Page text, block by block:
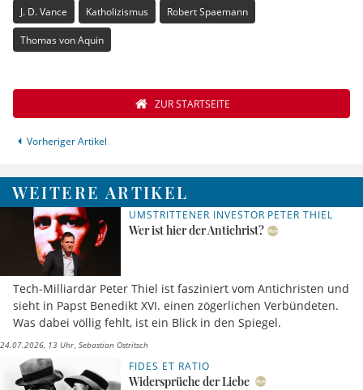
J. D. Vance Katholizismus Robert Spaemann
Thomas von Aquin
Vorheriger Artikel
ZUR STARTSEITE
WEITERE ARTIKEL
UMSTRITTENER INVESTOR PETER THIEL
Wer ist hier der Antichrist?
Tech-Milliardär Peter Thiel ist fasziniert vom Antichristen und
sieht in Papst Benedikt XVI. einen zögerlichen Verbündeten.
Was dabei völlig fehlt, ist ein Blick in den Spiegel.
24.07.2026, 13 Uhr Sebastian Ostritsch
FIDES ET RATIO
Widersprüche der Liebe